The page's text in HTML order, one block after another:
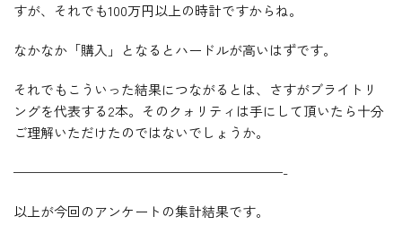
すが、それでも100万円以上の時計ですからね。
なかなか「購入」となるとハードルが高いはずです。
それでもこういった結果につながるとは、さすがブライトリ
ングを代表する2本。そのクォリティは手にして頂いたら十分
ご理解いただけたのではないでしょうか。
————————————————————-
以上が今回のアンケートの集計結果です。